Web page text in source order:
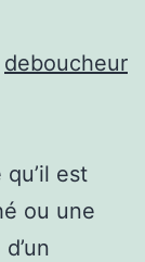
deboucheur
est
ou une